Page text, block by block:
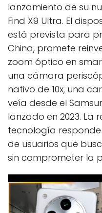
lanzamiento de su
Find X9 Ultra. El
está prevista para
China, promete
zoom óptico en
una cámara
nativo de 10x, una
veía desde el
lanzado en 2023. La
tecnología
de usuarios que
sin comprometer la